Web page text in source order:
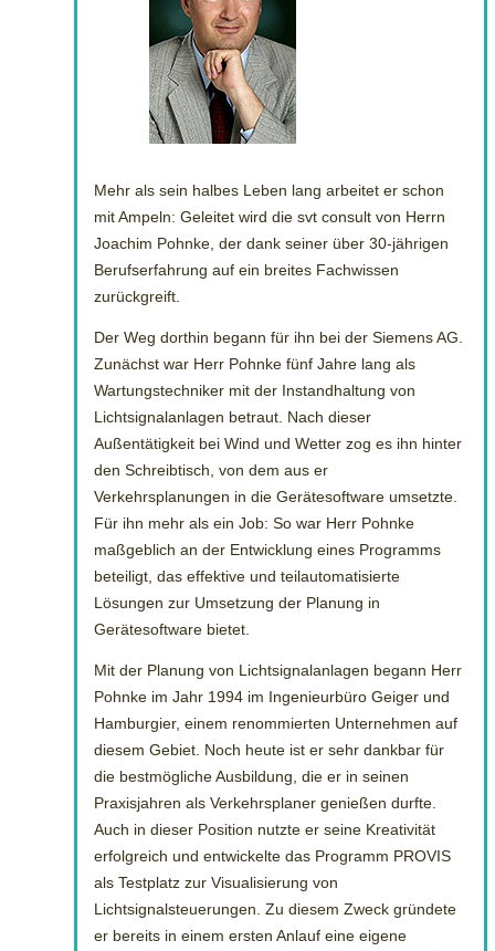
Mehr als sein halbes Leben lang arbeitet er schon
mit Ampeln: Geleitet wird die svt consult von Herrn
Joachim Pohnke, der dank seiner über 30-jährigen
Berufserfahrung auf ein breites Fachwissen
zurückgreift.
Der Weg dorthin begann für ihn bei der Siemens AG.
Zunächst war Herr Pohnke fünf Jahre lang als
Wartungstechniker mit der Instandhaltung von
Lichtsignalanlagen betraut. Nach dieser
Außentätigkeit bei Wind und Wetter zog es ihn hinter
den Schreibtisch, von dem aus er
Verkehrsplanungen in die Gerätesoftware umsetzte.
Für ihn mehr als ein Job: So war Herr Pohnke
maßgeblich an der Entwicklung eines Programms
beteiligt, das effektive und teilautomatisierte
Lösungen zur Umsetzung der Planung in
Gerätesoftware bietet.
Mit der Planung von Lichtsignalanlagen begann Herr
Pohnke im Jahr 1994 im Ingenieurbüro Geiger und
Hamburgier, einem renommierten Unternehmen auf
diesem Gebiet. Noch heute ist er sehr dankbar für
die bestmögliche Ausbildung, die er in seinen
Praxisjahren als Verkehrsplaner genießen durfte.
Auch in dieser Position nutzte er seine Kreativität
erfolgreich und entwickelte das Programm PROVIS
als Testplatz zur Visualisierung von
Lichtsignalsteuerungen. Zu diesem Zweck gründete
er bereits in einem ersten Anlauf eine eigene